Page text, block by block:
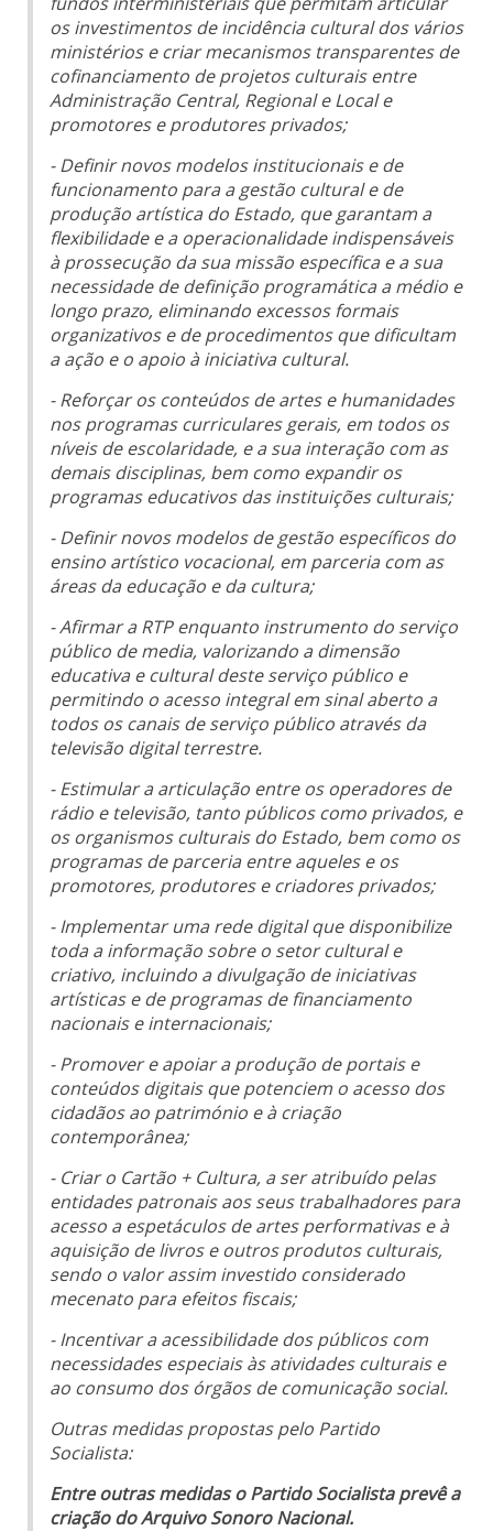
os investimentos de incidência cultural dos vários
ministérios e criar mecanismos transparentes de
cofinanciamento de projetos culturais entre
Administração Central, Regional e Local e
promotores e produtores privados;
- Definir novos modelos institucionais e de
funcionamento para a gestão cultural e de
produção artística do Estado, que garantam a
flexibilidade e a operacionalidade indispensáveis
à prossecução da sua missão específica e a sua
necessidade de definição programática a médio e
longo prazo, eliminando excessos formais
organizativos e de procedimentos que dificultam
a ação e o apoio à iniciativa cultural.
- Reforçar os conteúdos de artes e humanidades
nos programas curriculares gerais, em todos os
níveis de escolaridade, e a sua interação com as
demais disciplinas, bem como expandir os
programas educativos das instituições culturais;
- Definir novos modelos de gestão específicos do
ensino artístico vocacional, em parceria com as
áreas da educação e da cultura;
- Afirmar a RTP enquanto instrumento do serviço
público de media, valorizando a dimensão
educativa e cultural deste serviço público e
permitindo o acesso integral em sinal aberto a
todos os canais de serviço público através da
televisão digital terrestre.
- Estimular a articulação entre os operadores de
rádio e televisão, tanto públicos como privados, e
os organismos culturais do Estado, bem como os
programas de parceria entre aqueles e os
promotores, produtores e criadores privados;
- Implementar uma rede digital que disponibilize
toda a informação sobre o setor cultural e
criativo, incluindo a divulgação de iniciativas
artísticas e de programas de financiamento
nacionais e internacionais;
- Promover e apoiar a produção de portais e
conteúdos digitais que potenciem o acesso dos
cidadãos ao património e à criação
contemporânea;
- Criar o Cartão + Cultura, a ser atribuído pelas
entidades patronais aos seus trabalhadores para
acesso a espetáculos de artes performativas e à
aquisição de livros e outros produtos culturais,
sendo o valor assim investido considerado
mecenato para efeitos fiscais;
- Incentivar a acessibilidade dos públicos com
necessidades especiais às atividades culturais e
ao consumo dos órgãos de comunicação social.
Outras medidas propostas pelo Partido
Socialista:
Entre outras medidas o Partido Socialista prevê a
criação do Arquivo Sonoro Nacional.